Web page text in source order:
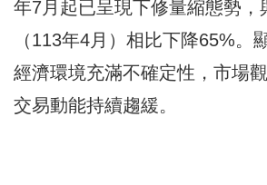
年7月起已呈現下修量縮態勢，
（113年4月）相比下降65%。
經濟環境充滿不確定性，市場
交易動能持續趨緩。